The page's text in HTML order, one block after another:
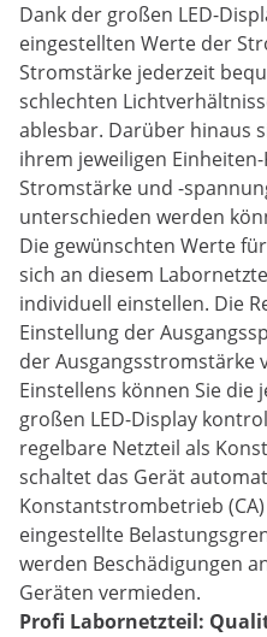
Dank der großen LED-
eingestellten Werte der
Stromstärke jederzeit
schlechten
ablesbar. Darüber hinaus
ihrem jeweiligen
Stromstärke und -
unterschieden werden
Die gewünschten Werte
sich an diesem
individuell einstellen. Die
Einstellung der
der Ausgangsstromstärke
Einstellens können Sie die
großen LED-Display
regelbare Netzteil als
schaltet das Gerät
Konstantstrombetrieb
eingestellte
werden Beschädigungen
Geräten vermieden.
Profi Labornetzteil: